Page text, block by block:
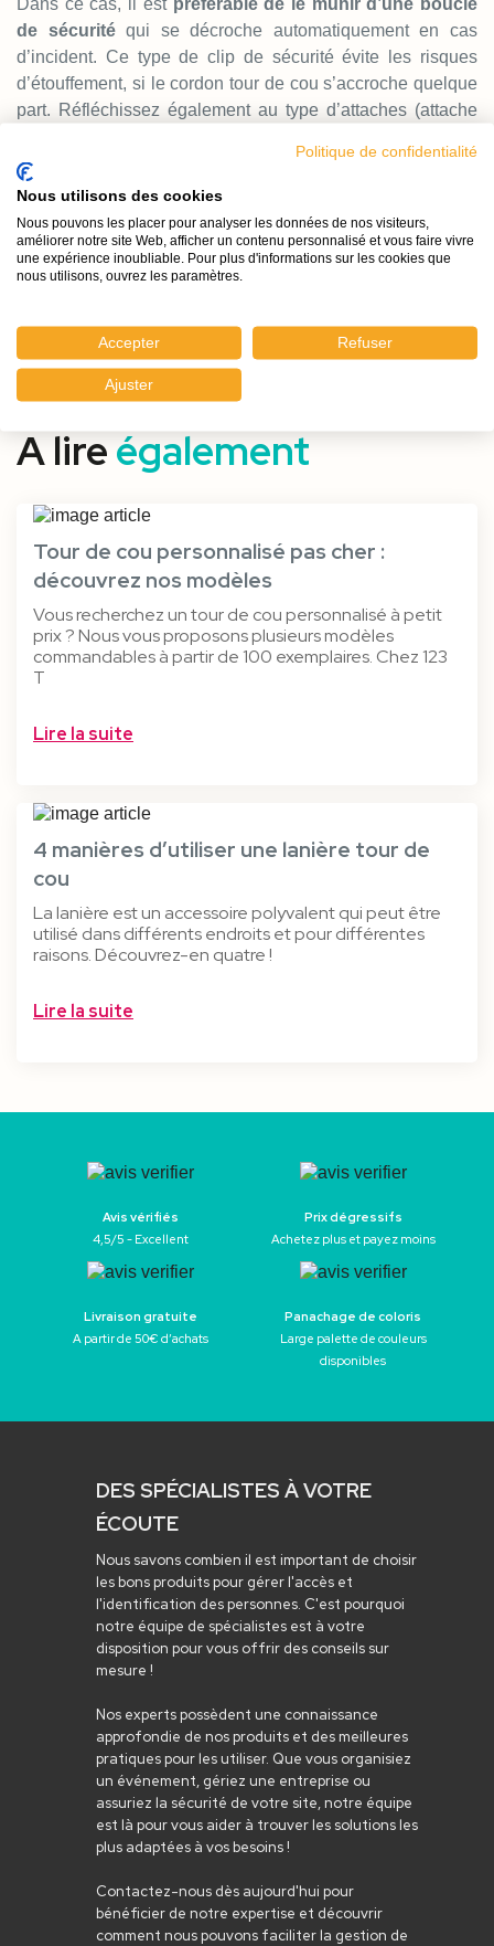
Dans ce cas, il est préférable de le munir d’une boucle
de sécuritéqui se décroche automatiquement en cas
d’incident. Ce type de clip de sécurité évite les risques
d’étouffement, si le cordon tour de cou s’accroche quelque
part. Réfléchissez également au type d’attaches (attache
choisissez, certaines d’entre elles sont plus aisément
utilisables par les enfants. Les enfants sont souvent attirés
par ce type d’objets. Ils sont aussi un moyen d’atteindre les
adultes qui les entourent. Le collier faisant partie du
quotidien, il s’imprègne aussi dans l’univers visuel de
Comment choisir son tour de cou événementiel ?
A lireégalement
Tour de cou personnalisé pas cher :
découvrez nos modèles
Vous recherchez un tour de cou personnalisé à petit
prix ? Nous vous proposons plusieurs modèles
commandables à partir de 100 exemplaires. Chez 123
T
Lire la suite
4 manières d’utiliser une lanière tour de
cou
La lanière est un accessoire polyvalent qui peut être
utilisé dans différents endroits et pour différentes
raisons. Découvrez-en quatre !
Lire la suite
Avis vérifiés
4,5/5 - Excellent
Prix dégressifs
Achetez plus et payez moins
Livraison gratuite
A partir de 50€ d’achats
Panachage de coloris
Large palette de couleurs
disponibles
DES SPÉCIALISTES À VOTRE
ÉCOUTE
Nous savons combien il est important de choisir
les bons produits pour gérer l'accès et
l'identification des personnes. C'est pourquoi
notre équipe de spécialistes est à votre
disposition pour vous offrir des conseils sur
mesure !
Nos experts possèdent une connaissance
approfondie de nos produits et des meilleures
pratiques pour les utiliser. Que vous organisiez
un événement, gériez une entreprise ou
assuriez la sécurité de votre site, notre équipe
est là pour vous aider à trouver les solutions les
plus adaptées à vos besoins !
Contactez-nous dès aujourd'hui pour
bénéficier de notre expertise et découvrir
comment nous pouvons faciliter la gestion de
Politique de confidentialité
Nous utilisons des cookies
Nous pouvons les placer pour analyser les données de nos visiteurs,
améliorer notre site Web, afficher un contenu personnalisé et vous faire vivre
une expérience inoubliable. Pour plus d'informations sur les cookies que
nous utilisons, ouvrez les paramètres.
Accepter Refuser
Ajuster